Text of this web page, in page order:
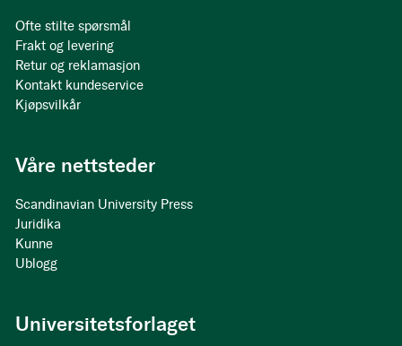
Ofte stilte spørsmål
Frakt og levering
Retur og reklamasjon
Kontakt kundeservice
Kjøpsvilkår
Våre nettsteder
Scandinavian University Press
Juridika
Kunne
Ublogg
Universitetsforlaget